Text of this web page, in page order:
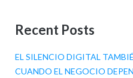
Recent Posts
EL SILENCIO DIGITAL
CUANDO EL NEGOCIO